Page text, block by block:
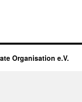
Organisation e.V.